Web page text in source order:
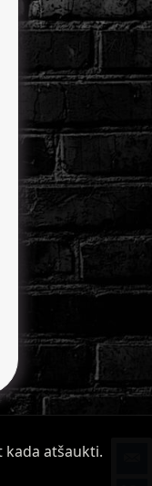
kada atšaukti.